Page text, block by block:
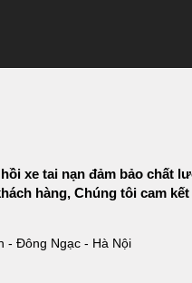
xe tai nạn đảm bảo chất
hàng, Chúng tôi cam
- Đông Ngạc - Hà Nội